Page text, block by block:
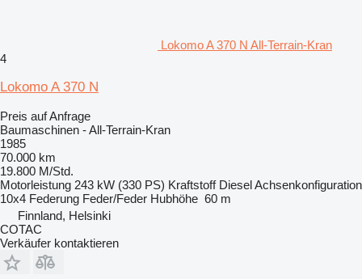
Lokomo A 370 N All-Terrain-Kran
4
Lokomo A 370 N
Preis auf Anfrage
Baumaschinen - All-Terrain-Kran
1985
70.000 km
19.800 M/Std.
Motorleistung 243 kW (330 PS) Kraftstoff DieselAchsenkonfiguration
10x4 Federung Feder/Feder Hubhöhe 60 m
Finnland, Helsinki
COTAC
Verkäufer kontaktieren